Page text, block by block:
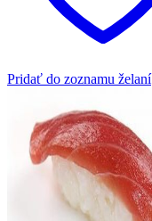
Pridať do zoznamu želaní